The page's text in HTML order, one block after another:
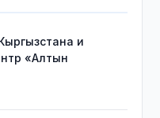
и
«Алтын